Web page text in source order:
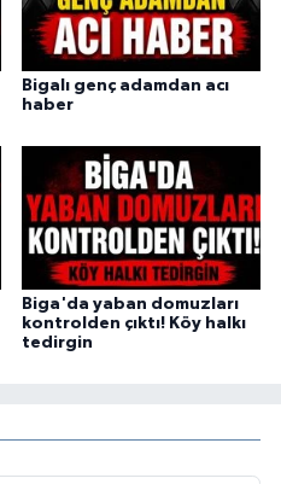
Bigalı genç adamdan acı
haber
Biga'da yaban domuzları
kontrolden çıktı! Köy halkı
tedirgin